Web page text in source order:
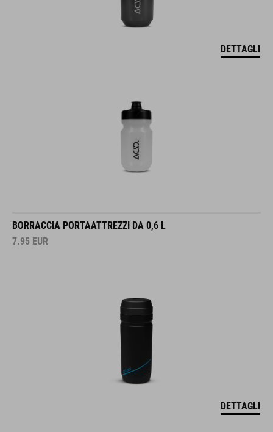
DETTAGLI
BORRACCIA PORTAATTREZZI DA 0,6 L
7.95 EUR
DETTAGLI